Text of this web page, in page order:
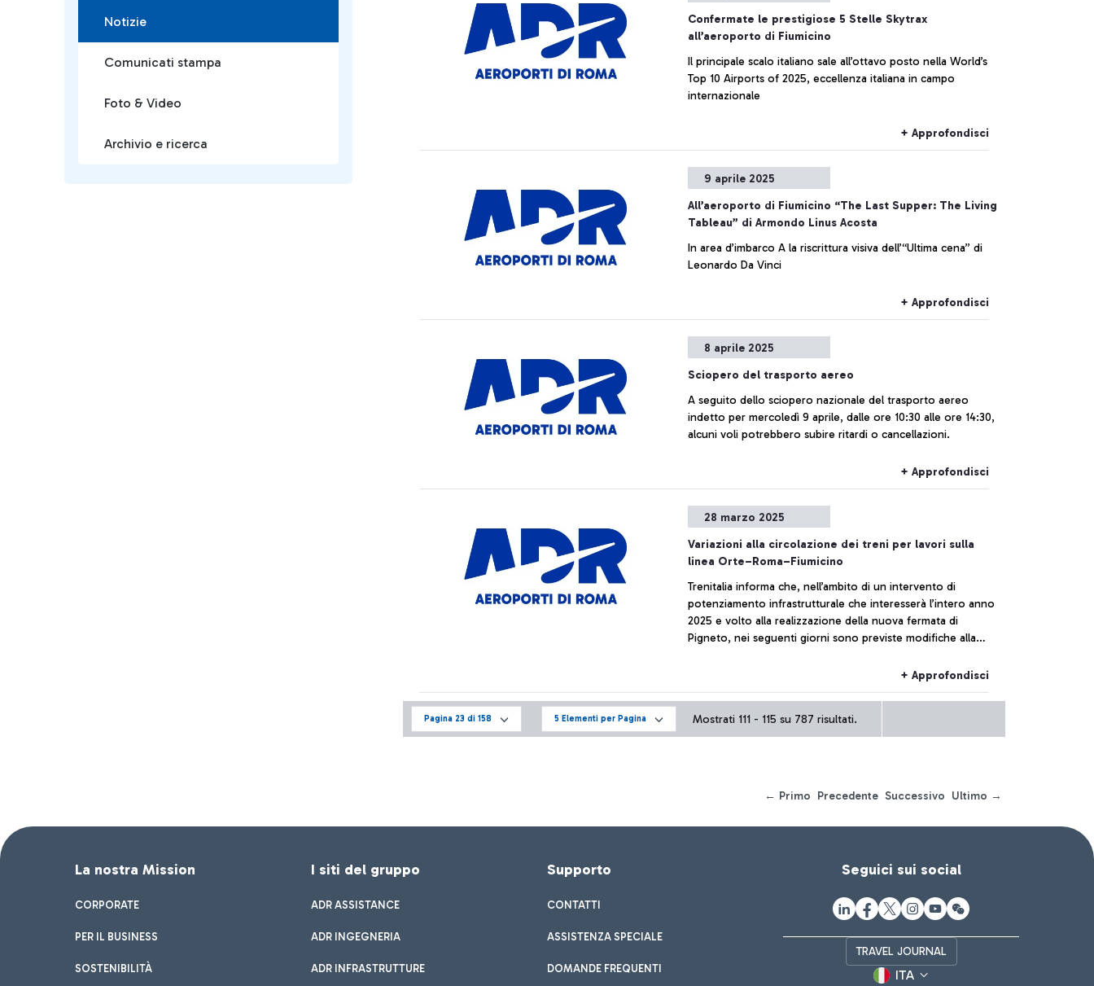
Notizie
Comunicati stampa
Foto & Video
Archivio e ricerca
Confermate le prestigiose 5 Stelle Skytrax
all’aeroporto di Fiumicino
Il principale scalo italiano sale all’ottavo posto nella World’s
Top 10 Airports of 2025, eccellenza italiana in campo
internazionale
+ Approfondisci
9 aprile 2025
All’aeroporto di Fiumicino “The Last Supper: The Living
Tableau” di Armondo Linus Acosta
In area d’imbarco A la riscrittura visiva dell’“Ultima cena” di
Leonardo Da Vinci
+ Approfondisci
8 aprile 2025
Sciopero del trasporto aereo
A seguito dello sciopero nazionale del trasporto aereo
indetto per mercoledì 9 aprile, dalle ore 10:30 alle ore 14:30,
alcuni voli potrebbero subire ritardi o cancellazioni.
+ Approfondisci
28 marzo 2025
Variazioni alla circolazione dei treni per lavori sulla
linea Orte–Roma–Fiumicino
Trenitalia informa che, nell’ambito di un intervento di
potenziamento infrastrutturale che interesserà l’intero anno
2025 e volto alla realizzazione della nuova fermata di
Pigneto, nei seguenti giorni sono previste modifiche alla
+ Approfondisci
Pagina 23 di 158 5 Elementi per Pagina Mostrati 111 - 115 su 787 risultati.
← Primo Precedente Successivo Ultimo →
La nostra Mission
CORPORATE
PER IL BUSINESS
SOSTENIBILITÀ
I siti del gruppo
ADR ASSISTANCE
ADR INGEGNERIA
ADR INFRASTRUTTURE
Supporto
CONTATTI
ASSISTENZA SPECIALE
DOMANDE FREQUENTI
Seguici sui social
TRAVEL JOURNAL
ITA